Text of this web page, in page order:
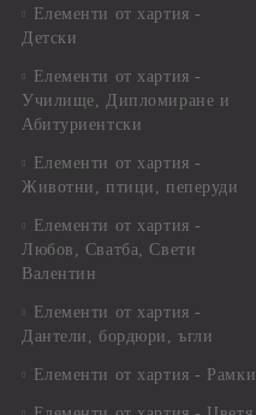
Елементи от хартия -
Детски
Елементи от хартия -
Училище, Дипломиране и
Абитуриентски
Елементи от хартия -
Животни, птици, пеперуди
Елементи от хартия -
Любов, Сватба, Свети
Валентин
Елементи от хартия -
Дантели, бордюри, ъгли
Елементи от хартия - Рамки